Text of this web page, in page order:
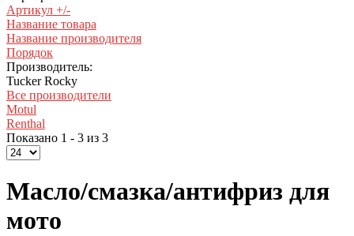
Артикул +/-
Название товара
Название производителя
Порядок
Производитель:
Tucker Rocky
Все производители
Motul
Renthal
Показано 1 - 3 из 3
Масло/смазка/антифриз для
мото